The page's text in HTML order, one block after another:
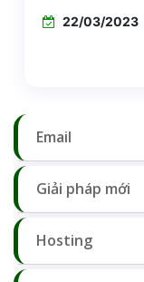
22/03/2023
Email
Giải pháp mới
Hosting